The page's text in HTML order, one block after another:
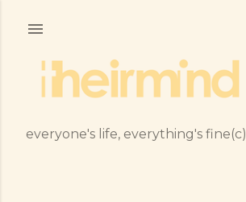
everyone's life, everything's fine(c)